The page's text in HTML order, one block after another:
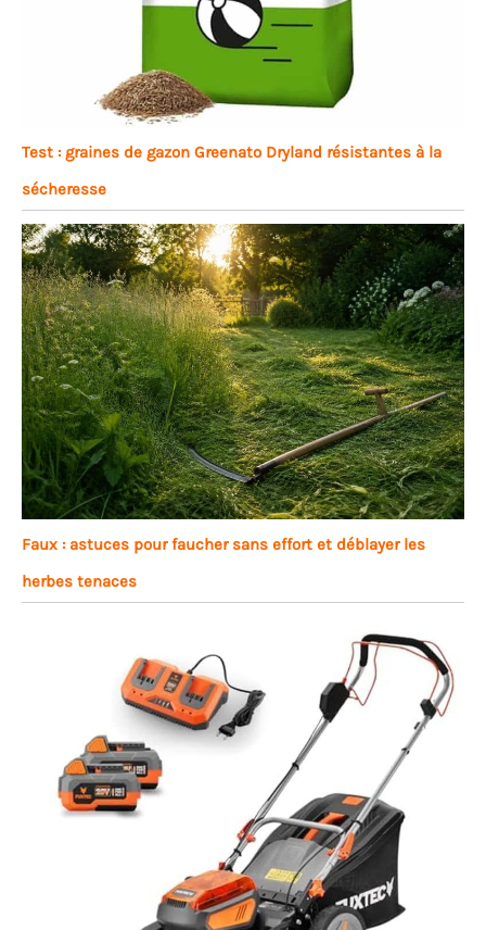
Test : graines de gazon Greenato Dryland résistantes à la
sécheresse
Faux : astuces pour faucher sans effort et déblayer les
herbes tenaces